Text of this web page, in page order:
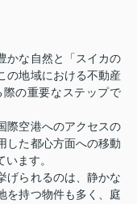
かな自然と「スイカの
の地域における不動産
の重要なステップで
際空港へのアクセスの
した都心方面への移動
ます。
げられるのは、静かな
を持つ物件も多く、庭